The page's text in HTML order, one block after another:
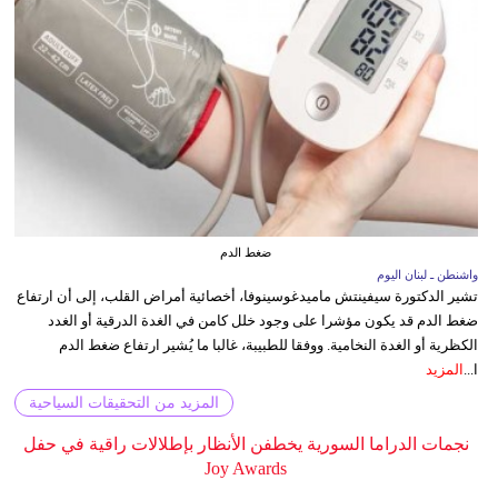
ضغط الدم
واشنطن ـ لبنان اليوم
تشير الدكتورة سيفينتش ماميدغوسينوفا، أخصائية أمراض القلب، إلى أن ارتفاع
ضغط الدم قد يكون مؤشرا على وجود خلل كامن في الغدة الدرقية أو الغدد
الكظرية أو الغدة النخامية. ووفقا للطبيبة، غالبا ما يُشير ارتفاع ضغط الدم
ا... المزيد
المزيد من التحقيقات السياحية
نجمات الدراما السورية يخطفن الأنظار بإطلالات راقية في حفل
Joy Awards